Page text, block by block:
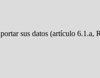
sus datos (artículo 6.1.a,